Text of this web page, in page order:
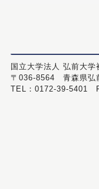
国立大学法人 弘前大
〒036-8564 青森県弘
TEL：0172-39-5401